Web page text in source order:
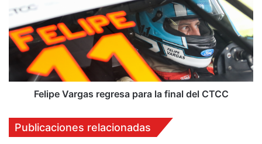
t
o
í
p
e
a
r
s
Felipe Vargas regresa para la final del CTCC
Publicaciones relacionadas